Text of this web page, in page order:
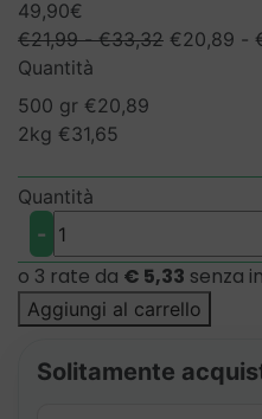
49,90€
€21,99 - €33,32Fascia
a
€33,32
€20,89 -
Quantità
500 gr €20,89
2kg €31,65
Quantità
Honey
Glow
-
Cera
Naturale
-
Aggiungi al carrello
Solitamente